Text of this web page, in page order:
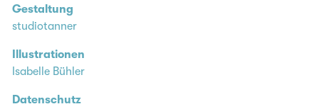
Gestaltung
studiotanner
Illustrationen
Isabelle Bühler
Datenschutz